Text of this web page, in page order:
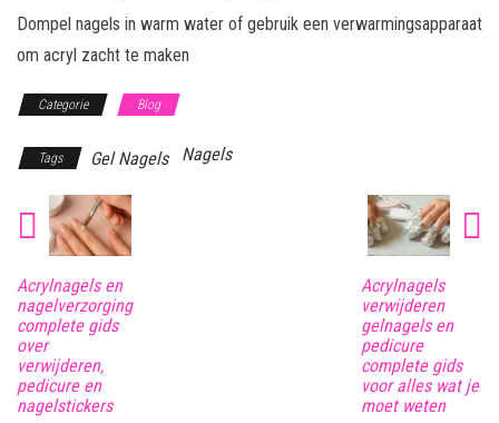
Dompel nagels in warm water of gebruik een verwarmingsapparaat
om acryl zacht te maken
Categorie Blog
Tags Gel Nagels Nagels
Acrylnagels en
nagelverzorging
complete gids
over
verwijderen,
pedicure en
nagelstickers
Acrylnagels
verwijderen
gelnagels en
pedicure
complete gids
voor alles wat je
moet weten